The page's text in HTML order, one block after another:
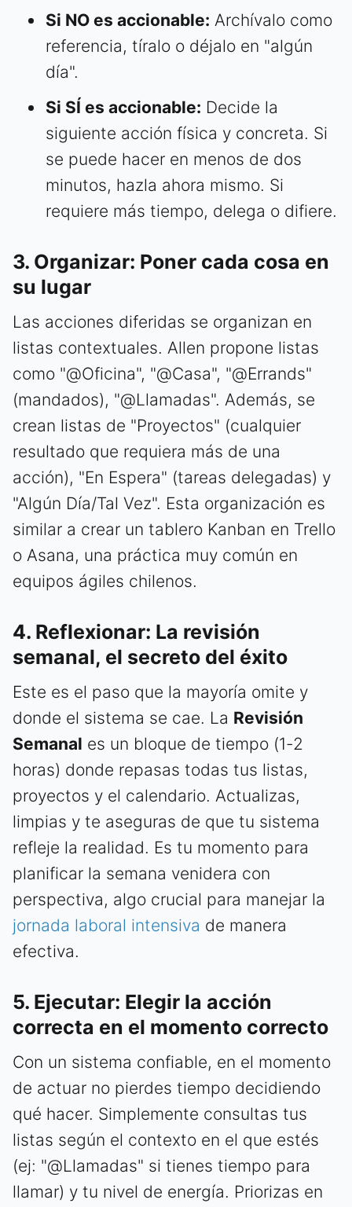
Si NO es accionable: Archívalo como
referencia, tíralo o déjalo en "algún
día".
Si SÍ es accionable: Decide la
siguiente acción física y concreta. Si
se puede hacer en menos de dos
minutos, hazla ahora mismo. Si
requiere más tiempo, delega o difiere.
3. Organizar: Poner cada cosa en
su lugar
Las acciones diferidas se organizan en
listas contextuales. Allen propone listas
como "@Oficina", "@Casa", "@Errands"
(mandados), "@Llamadas". Además, se
crean listas de "Proyectos" (cualquier
resultado que requiera más de una
acción), "En Espera" (tareas delegadas) y
"Algún Día/Tal Vez". Esta organización es
similar a crear un tablero Kanban en Trello
o Asana, una práctica muy común en
equipos ágiles chilenos.
4. Reflexionar: La revisión
semanal, el secreto del éxito
Este es el paso que la mayoría omite y
donde el sistema se cae. La Revisión
Semanal es un bloque de tiempo (1-2
horas) donde repasas todas tus listas,
proyectos y el calendario. Actualizas,
limpias y te aseguras de que tu sistema
refleje la realidad. Es tu momento para
planificar la semana venidera con
perspectiva, algo crucial para manejar la
jornada laboral intensiva de manera
efectiva.
5. Ejecutar: Elegir la acción
correcta en el momento correcto
Con un sistema confiable, en el momento
de actuar no pierdes tiempo decidiendo
qué hacer. Simplemente consultas tus
listas según el contexto en el que estés
(ej: "@Llamadas" si tienes tiempo para
llamar) y tu nivel de energía. Priorizas en